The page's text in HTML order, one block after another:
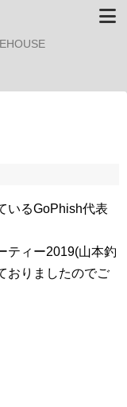
いるGoPhish代表
ティー2019(山本釣
おりましたのでご